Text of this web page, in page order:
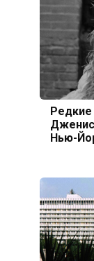
Нью-